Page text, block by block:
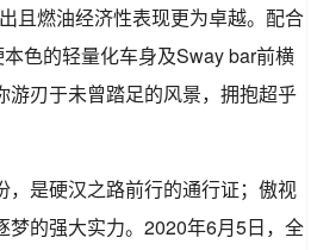
且燃油经济性表现更为卓越。配合
色的轻量化车身及Sway bar前横
游刃于未曾踏足的风景，拥抱超乎
，是硬汉之路前行的通行证；傲视
梦的强大实力。2020年6月5日，全